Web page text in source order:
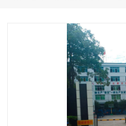
道路标线划线